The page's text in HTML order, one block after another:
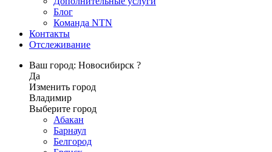
Блог
Команда NTN
Контакты
Отслеживание
Ваш город: Новосибирск ?
Да
Изменить город
Владимир
Выберите город
Абакан
Барнаул
Белгород